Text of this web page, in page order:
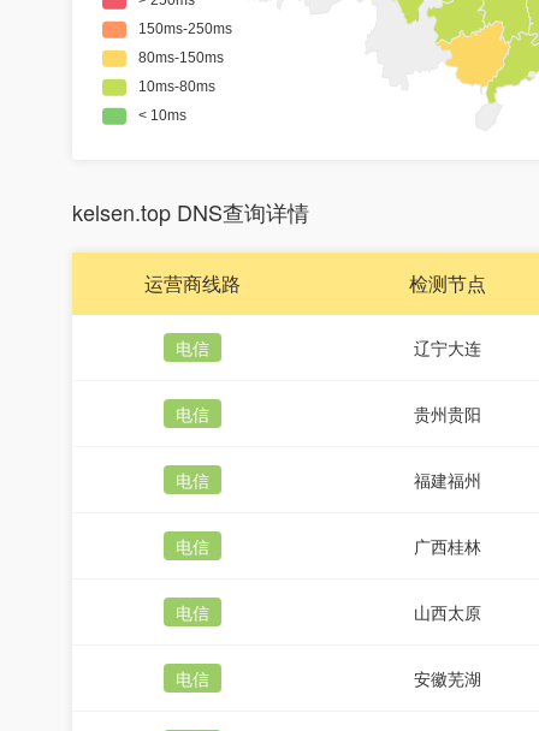
kelsen.top DNS查询详情
运营商线路 检测节点
电信 辽宁大连
电信 贵州贵阳
电信 福建福州
电信 广西桂林
电信 山西太原
电信 安徽芜湖